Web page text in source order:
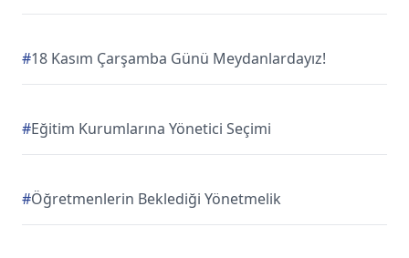
#18 Kasım Çarşamba Günü Meydanlardayız!
#Eğitim Kurumlarına Yönetici Seçimi
#Öğretmenlerin Beklediği Yönetmelik